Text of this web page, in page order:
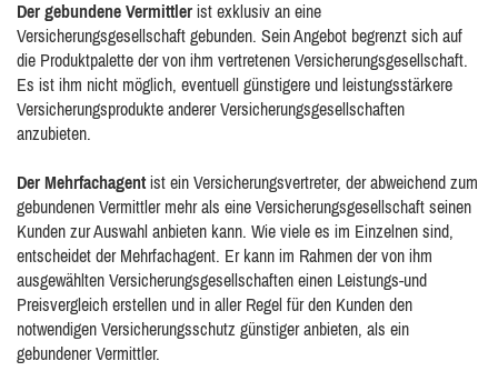
Der gebundene Vermittler ist exklusiv an eine
Versicherungsgesellschaft gebunden. Sein Angebot begrenzt sich auf
die Produktpalette der von ihm vertretenen Versicherungsgesellschaft.
Es ist ihm nicht möglich, eventuell günstigere und leistungsstärkere
Versicherungsprodukte anderer Versicherungsgesellschaften
anzubieten.
Der Mehrfachagentist ein Versicherungsvertreter, der abweichend zum
gebundenen Vermittler mehr als eine Versicherungsgesellschaft seinen
Kunden zur Auswahl anbieten kann. Wie viele es im Einzelnen sind,
entscheidet der Mehrfachagent. Er kann im Rahmen der von ihm
ausgewählten Versicherungsgesellschaften einen Leistungs-und
Preisvergleich erstellen und in aller Regel für den Kunden den
notwendigen Versicherungsschutz günstiger anbieten, als ein
gebundener Vermittler.